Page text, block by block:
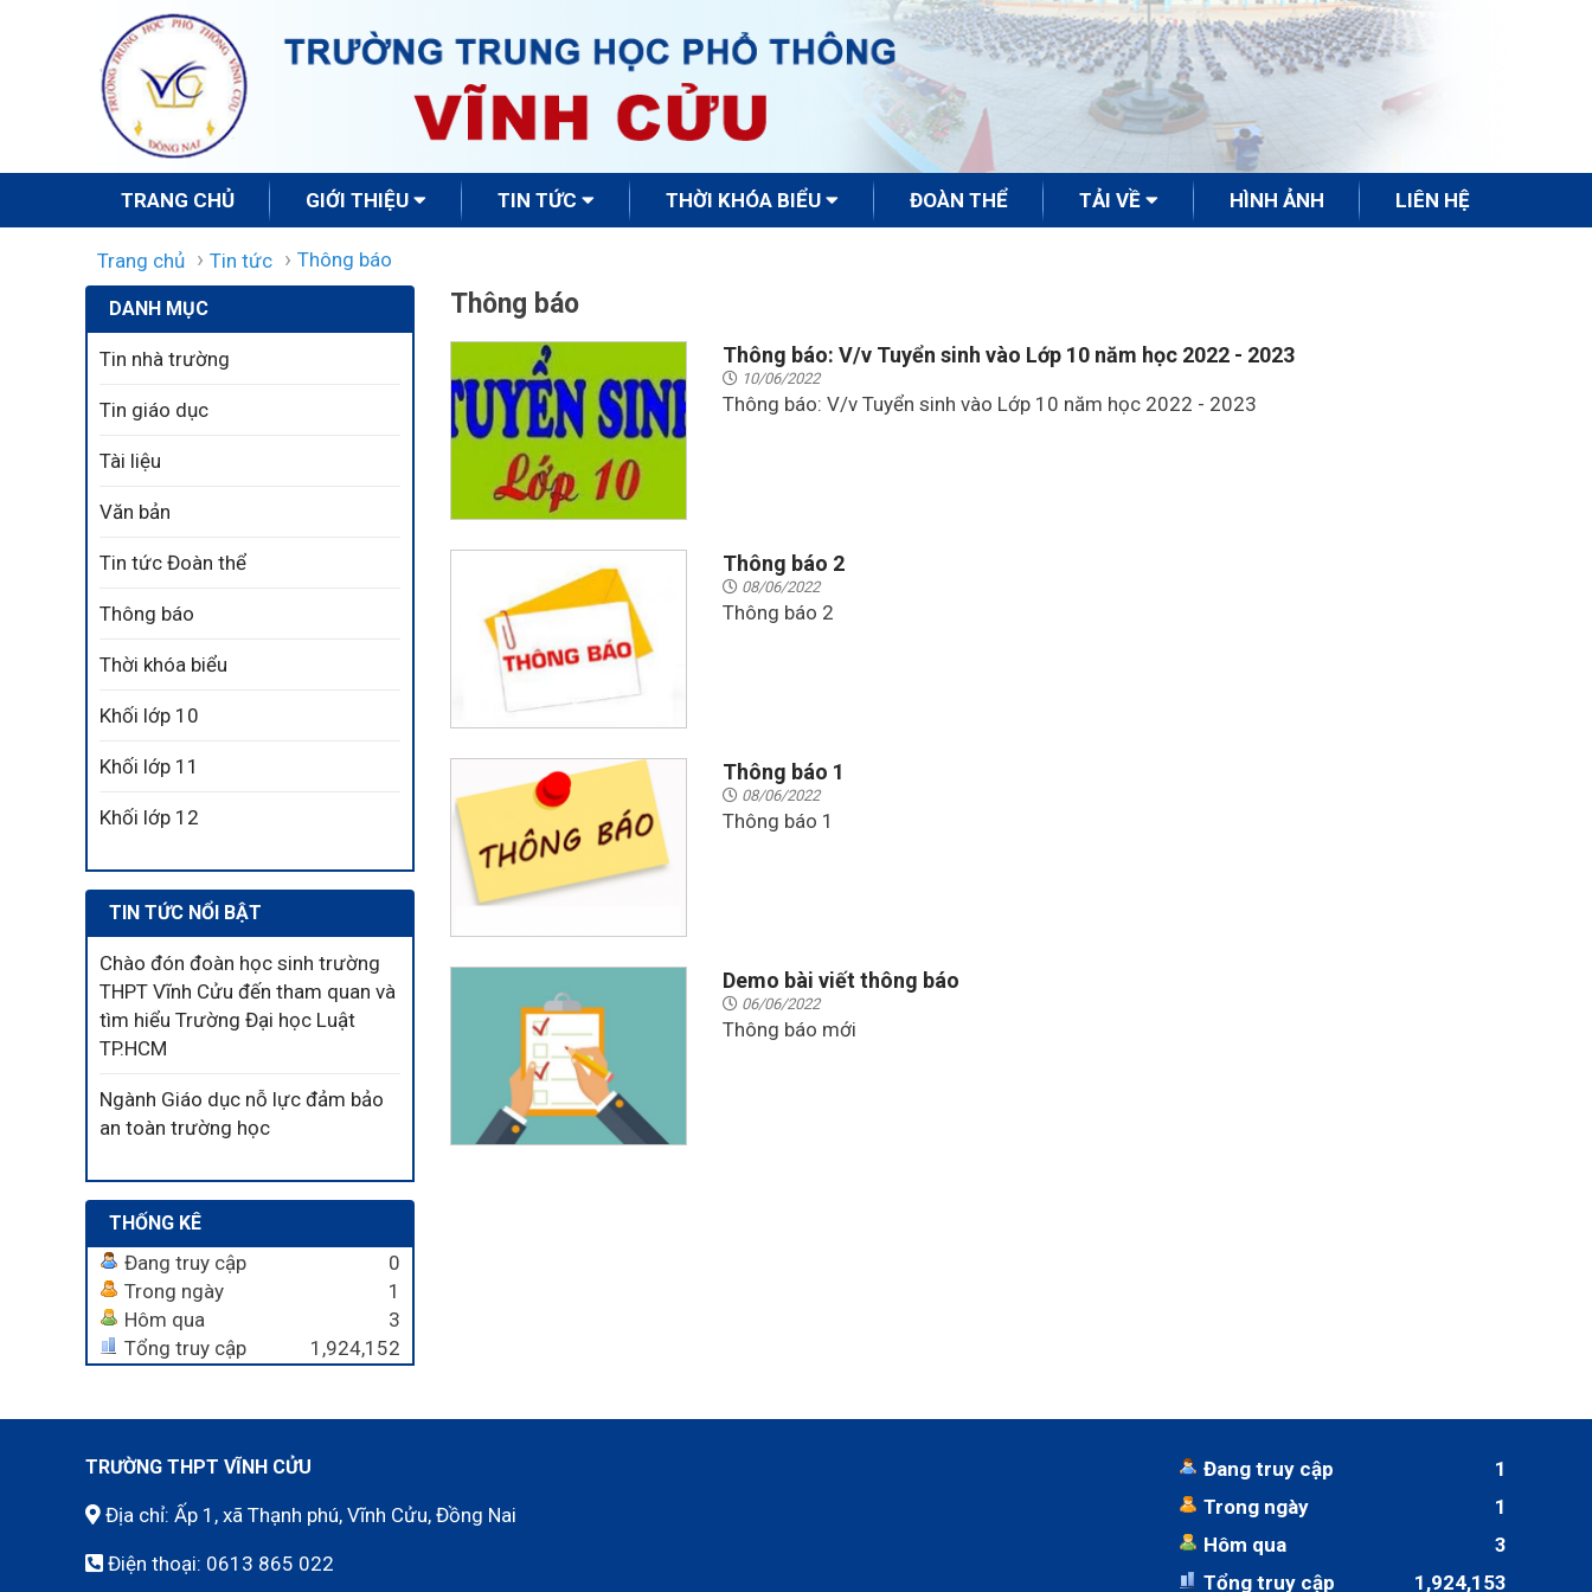
TRANG CHỦ GIỚI THIỆU TIN TỨC THỜI KHÓA BIỂU ĐOÀN THỂ TẢI VỀ HÌNH ẢNH LIÊN HỆ
Trang chủ Tin tức Thông báo
DANH MỤC
Tin nhà trường
Tin giáo dục
Tài liệu
Văn bản
Tin tức Đoàn thể
Thông báo
Thời khóa biểu
Khối lớp 10
Khối lớp 11
Khối lớp 12
TIN TỨC NỔI BẬT
Chào đón đoàn học sinh trường
THPT Vĩnh Cửu đến tham quan và
tìm hiểu Trường Đại học Luật
TP.HCM
Ngành Giáo dục nỗ lực đảm bảo
an toàn trường học
THỐNG KÊ
Đang truy cập
0
Trong ngày
1
Hôm qua
3
Tổng truy cập
1,924,152
Thông báo
Thông báo: V/v Tuyển sinh vào Lớp 10 năm học 2022 - 2023
10/06/2022
Thông báo: V/v Tuyển sinh vào Lớp 10 năm học 2022 - 2023
Thông báo 2
08/06/2022
Thông báo 2
Thông báo 1
08/06/2022
Thông báo 1
Demo bài viết thông báo
06/06/2022
Thông báo mới
TRƯỜNG THPT VĨNH CỬU
Địa chỉ: Ấp 1, xã Thạnh phú, Vĩnh Cửu, Đồng Nai
Điện thoại: 0613 865 022
Đang truy cập
1
Trong ngày
1
Hôm qua
3
Tổng truy cập
1,924,153